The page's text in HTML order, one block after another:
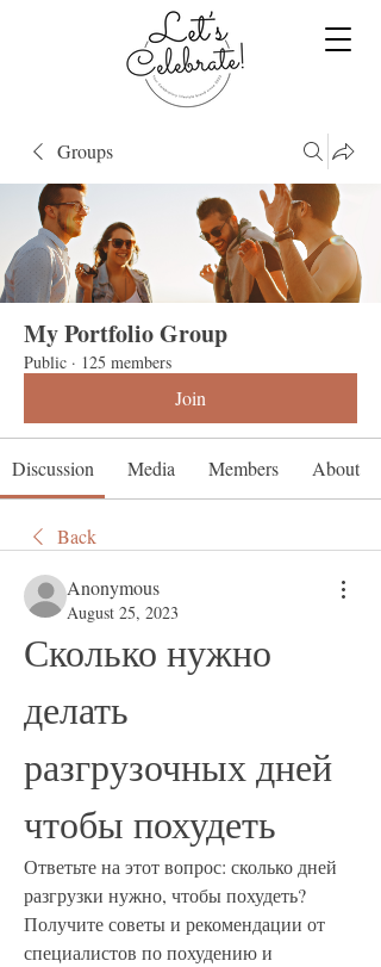
Groups
My Portfolio Group
Public · 125 members
Join
Discussion Media Members About
Back
Anonymous
August 25, 2023
Сколько нужно
делать
разгрузочных дней
чтобы похудеть
Ответьте на этот вопрос: сколько дней
разгрузки нужно, чтобы похудеть?
Получите советы и рекомендации от
специалистов по похудению и